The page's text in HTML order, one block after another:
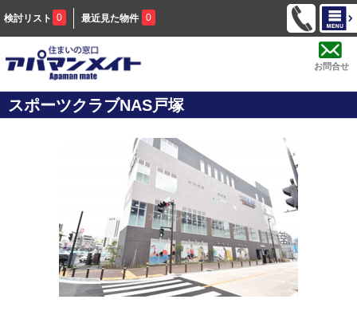
検討リスト 0 最近見た物件 0
お問合せ
スポーツクラブNAS戸塚